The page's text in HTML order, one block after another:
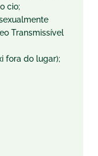
cio;
Transmissível
fora do lugar);